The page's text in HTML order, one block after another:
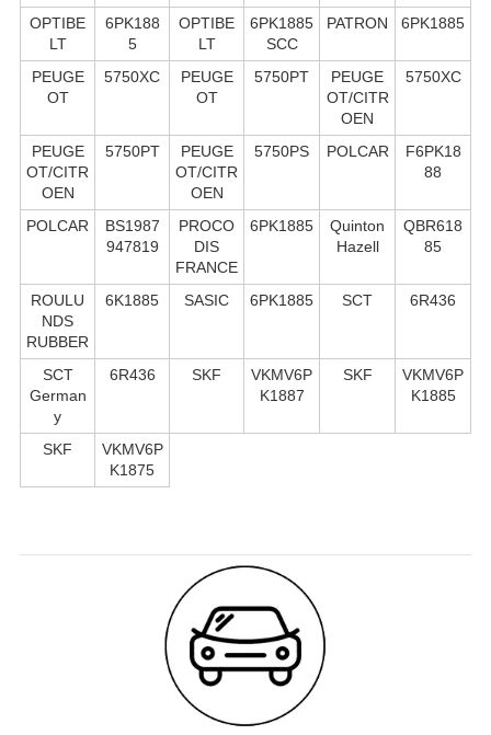
OPTIBE
LT
6PK188
5
OPTIBE
LT
6PK1885
SCC
PATRON 6PK1885
PEUGE
OT
5750XC
PEUGE
OT
5750PT
PEUGE
OT/CITR
OEN
5750XC
PEUGE
OT/CITR
OEN
5750PT
PEUGE
OT/CITR
OEN
5750PS POLCAR
F6PK18
88
POLCAR
BS1987
947819
PROCO
DIS
FRANCE
6PK1885
Quinton
Hazell
QBR618
85
ROULU
NDS
RUBBER
6K1885 SASIC 6PK1885 SCT 6R436
SCT
German
y
6R436 SKF
VKMV6P
K1887
SKF
VKMV6P
K1885
SKF
VKMV6P
K1875